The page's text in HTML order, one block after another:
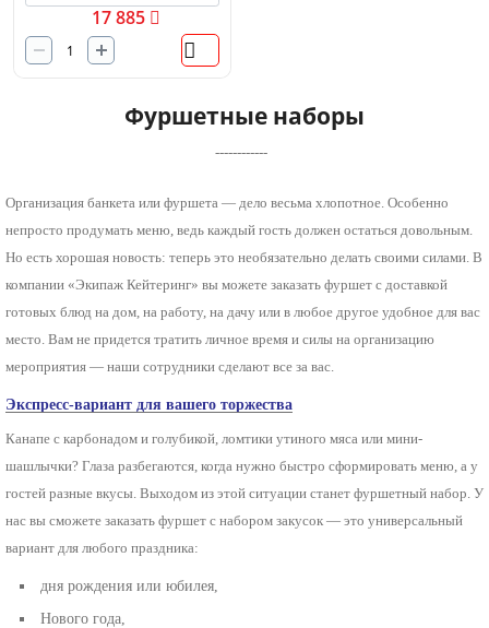
17 885
Фуршетные наборы
Организация банкета или фуршета — дело весьма хлопотное. Особенно
непросто продумать меню, ведь каждый гость должен остаться довольным.
Но есть хорошая новость: теперь это необязательно делать своими силами. В
компании «Экипаж Кейтеринг» вы можете заказать фуршет с доставкой
готовых блюд на дом, на работу, на дачу или в любое другое удобное для вас
место. Вам не придется тратить личное время и силы на организацию
мероприятия — наши сотрудники сделают все за вас.
Экспресс-вариант для вашего торжества
Канапе с карбонадом и голубикой, ломтики утиного мяса или мини-
шашлычки? Глаза разбегаются, когда нужно быстро сформировать меню, а у
гостей разные вкусы. Выходом из этой ситуации станет фуршетный набор. У
нас вы сможете заказать фуршет с набором закусок — это универсальный
вариант для любого праздника:
дня рождения или юбилея,
Нового года,